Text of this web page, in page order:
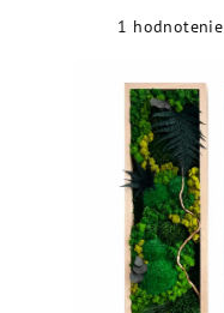
Priemerné
je
5,0
5
hviezdičiek.
1 hodnotenie